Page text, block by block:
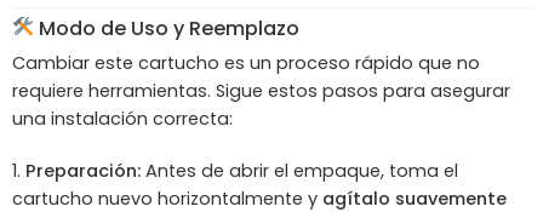
Modo de Uso y Reemplazo
Cambiar este cartucho es un proceso rápido que no
requiere herramientas. Sigue estos pasos para asegurar
una instalación correcta:
Preparación: Antes de abrir el empaque, toma el
cartucho nuevo horizontalmente y agítalo suavemente